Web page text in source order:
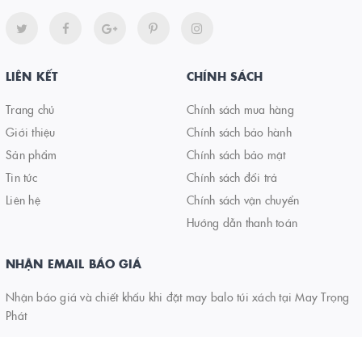
LIÊN KẾT
Trang chủ
Giới thiệu
Sản phẩm
Tin tức
Liên hệ
CHÍNH SÁCH
Chính sách mua hàng
Chính sách bảo hành
Chính sách bảo mật
Chính sách đổi trả
Chính sách vận chuyển
Hướng dẫn thanh toán
NHẬN EMAIL BÁO GIÁ
Nhận báo giá và chiết khấu khi đặt may balo túi xách tại May Trọng
Phát